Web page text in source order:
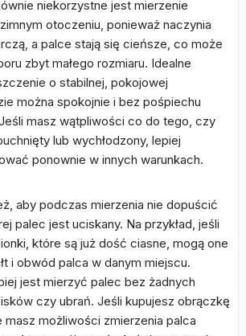
niekorzystne jest mierzenie
otoczeniu, ponieważ naczynia
a palce stają się cieńsze, co może
zbyt małego rozmiaru. Idealne
o stabilnej, pokojowej
można spokojnie i bez pośpiechu
masz wątpliwości co do tego, czy
lub wychłodzony, lepiej
ponownie w innych warunkach.
aby podczas mierzenia nie dopuścić
palec jest uciskany. Na przykład, jeśli
które są już dość ciasne, mogą one
i obwód palca w danym miejscu.
jest mierzyć palec bez żadnych
czy ubrań. Jeśli kupujesz obrączkę
masz możliwości zmierzenia palca